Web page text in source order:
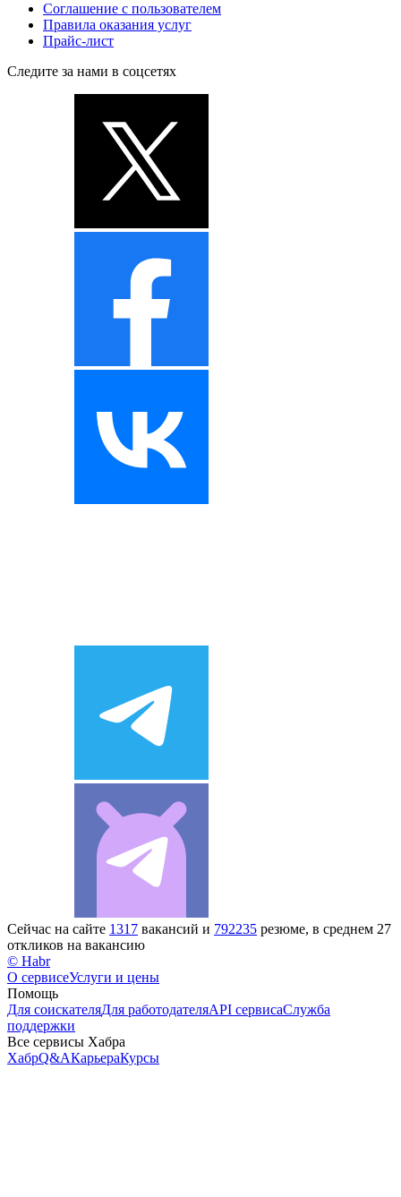
Соглашение с пользователем
Правила оказания услуг
Прайс-лист
Следите за нами в соцсетях
Сейчас на сайте 1317 вакансий и 792235 резюме, в среднем 27
откликов на вакансию
© Habr
О сервисеУслуги и цены
Помощь
Для соискателяДля работодателяAPI сервисаСлужба
поддержки
Все сервисы Хабра
ХабрQ&AКарьераКурсы